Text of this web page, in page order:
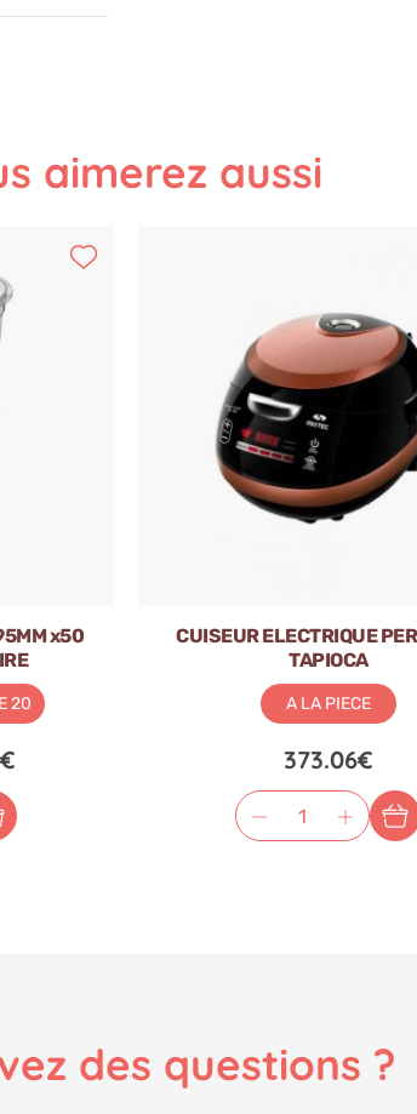
aimerez aussi
x50
20
CUISEUR ELECTRIQUE
TAPIOCA
A LA PIECE
373.06€
des questions ?